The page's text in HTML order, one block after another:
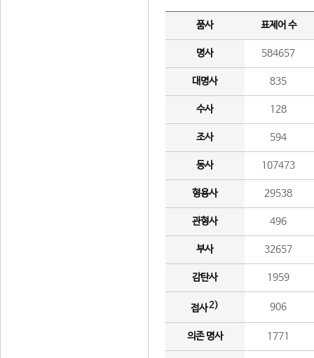
품사 표제어 수
명사 584657
대명사 835
수사 128
조사 594
동사 107473
형용사 29538
관형사 496
부사 32657
감탄사 1959
접사2) 906
의존 명사 1771